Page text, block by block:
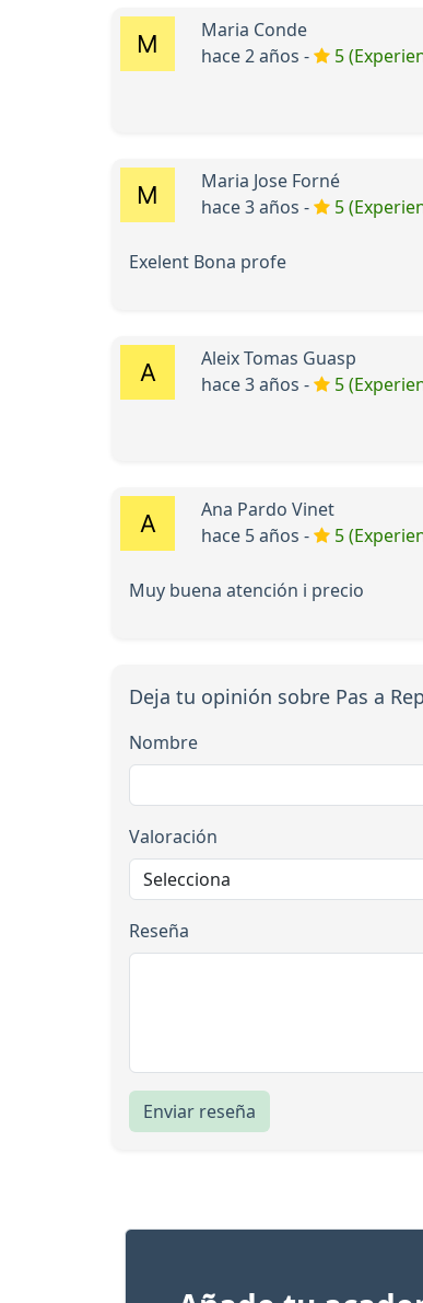
Maria Conde
hace 2 años -
5
Maria Jose Forné
hace 3 años -
5
Exelent Bona profe
Aleix Tomas Guasp
hace 3 años -
5
Ana Pardo Vinet
hace 5 años -
5
Muy buena atención i precio
Deja tu opinión sobre Pas a
Nombre
Valoración
Reseña
Enviar reseña